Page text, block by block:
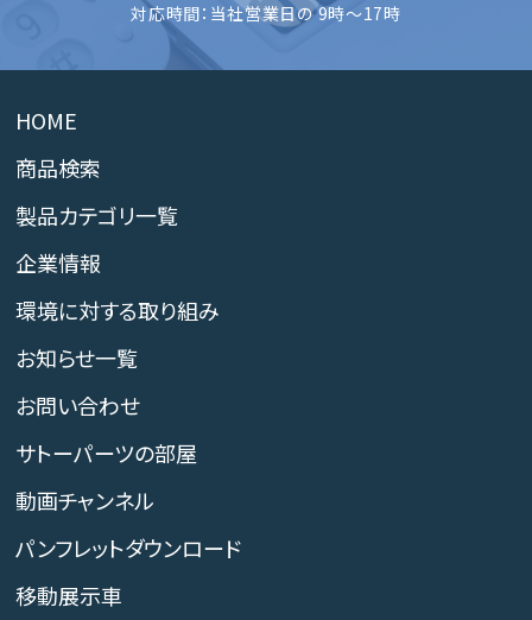
対応時間：当社営業日の 9時～17時
HOME
商品検索
製品カテゴリ一覧
企業情報
環境に対する取り組み
お知らせ一覧
お問い合わせ
サトーパーツの部屋
動画チャンネル
パンフレットダウンロード
移動展示車